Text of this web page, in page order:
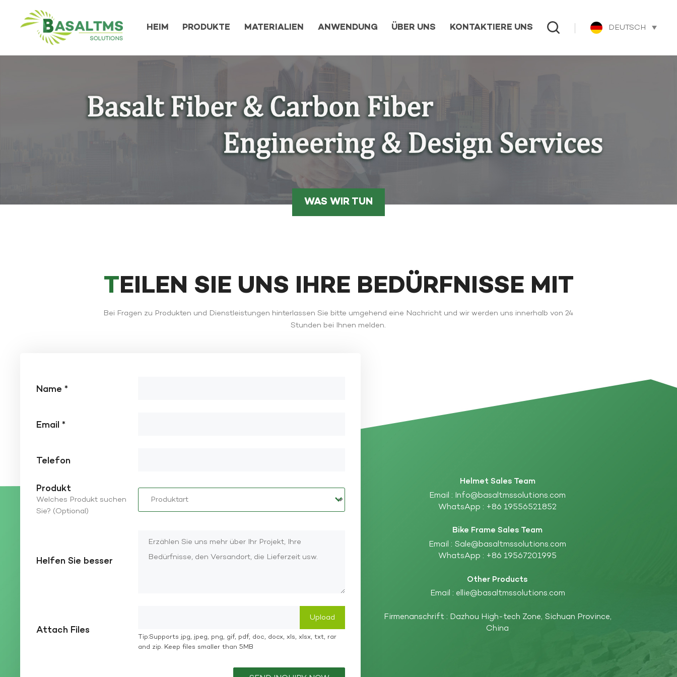
HEIM PRODUKTE MATERIALIEN ANWENDUNG ÜBER UNS KONTAKTIERE UNS DEUTSCH
WAS WIR TUN
TEILEN SIE UNS IHRE BEDÜRFNISSE MIT
Bei Fragen zu Produkten und Dienstleistungen hinterlassen Sie bitte umgehend eine Nachricht und wir werden uns innerhalb von 24
Stunden bei Ihnen melden.
Name *
Email *
Telefon
Produkt
Welches Produkt suchen
Sie? (Optional)
Helfen Sie besser
Attach Files
Tip:Supports jpg, jpeg, png, gif, pdf, doc, docx, xls, xlsx, txt, rar
and zip. Keep files smaller than 5MB
Helmet Sales Team
Email : Info@basaltmssolutions.com
WhatsApp : +86 19556521852
Bike Frame Sales Team
Email : Sale@basaltmssolutions.com
WhatsApp : +86 19567201995
Other Products
Email : ellie@basaltmssolutions.com
Firmenanschrift : Dazhou High-tech Zone, Sichuan Province,
China